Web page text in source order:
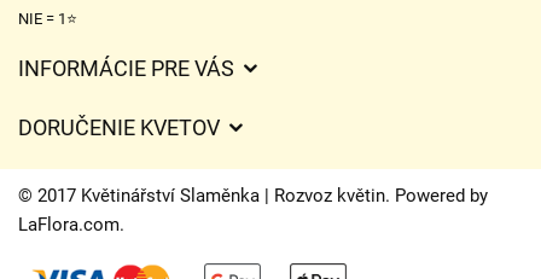
NIE = 1⭐
INFORMÁCIE PRE VÁS
Časy doručenia kvetov – prehľad možností
DORUČENIE KVETOV
Poplatky za doručenie
Kam doručujeme kvety
© 2017 Květinářství Slaměnka | Rozvoz květin. Powered by
LaFlora.com.